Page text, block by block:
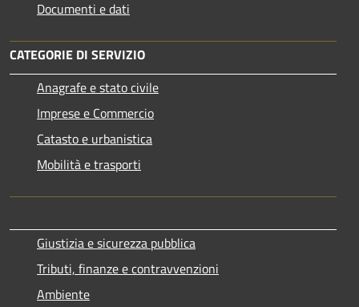
Documenti e dati
CATEGORIE DI SERVIZIO
Anagrafe e stato civile
Imprese e Commercio
Catasto e urbanistica
Mobilità e trasporti
Giustizia e sicurezza pubblica
Tributi, finanze e contravvenzioni
Ambiente